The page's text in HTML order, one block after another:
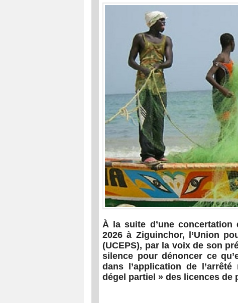
À la suite d’une concertation
2026 à Ziguinchor, l’Union
(UCEPS), par la voix de son
silence pour dénoncer ce
dans l’application de
dégel partiel » des licences de